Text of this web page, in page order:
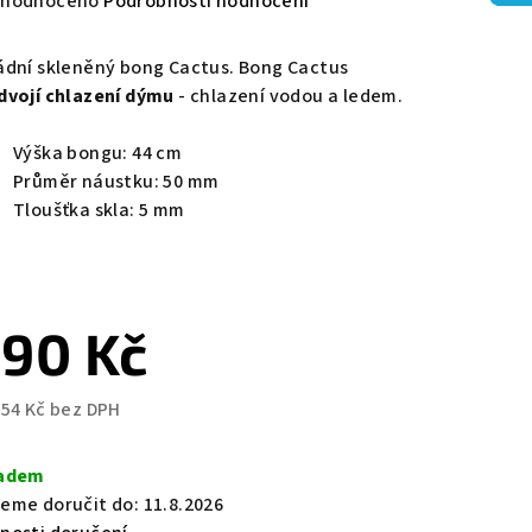
skleněný bong Cactus. Bong Cactus
chlazení dýmu - chlazení vodou a ledem.
Výška bongu: 44 cm
Průměr náustku: 50 mm
Tloušťka skla: 5 mm
Kč
Kč bez DPH
doručit do: 11.8.2026